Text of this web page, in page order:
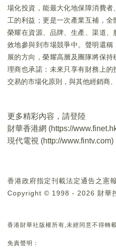
場化投資，能最大化地保障消費
工的利益；更是一次產業互補，
榮耀在資源、品牌、生產、渠道
效地參與到市場競爭中。聲明還
展的方向，榮耀高層及團隊將保
理商也承諾：未來只享有財務上
交易的市場化原則，與其他經銷商
更多精彩內容，請登陸
財華香港網 (https://
現代電視 (http://www.fintv.com)
香港政府指定刊載法定通告之憲
Copyright © 1998 - 2026 財華
香港財華社版權所有,未經同意不得轉載
免責聲明：